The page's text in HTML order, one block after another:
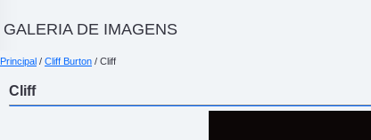
GALERIA DE IMAGENS
Principal / Cliff Burton / Cliff
Cliff